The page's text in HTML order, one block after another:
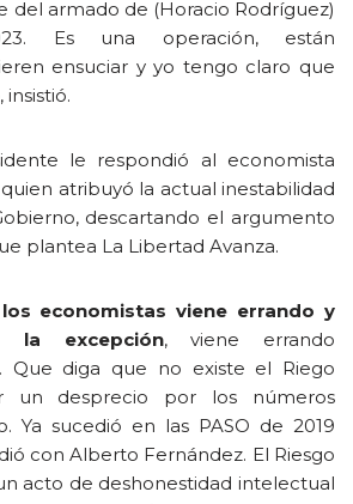
del armado de (Horacio Rodríguez)
Es una operación, están
ensuciar y yo tengo claro que
insistió.
le respondió al economista
atribuyó la actual inestabilidad
descartando el argumento
plantea La Libertad Avanza.
economistas viene errando y
la excepción, viene errando
Que diga que no existe el Riego
un desprecio por los números
Ya sucedió en las PASO de 2019
con Alberto Fernández. El Riesgo
acto de deshonestidad intelectual